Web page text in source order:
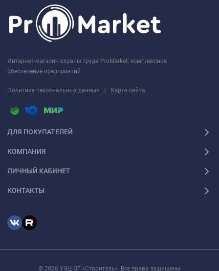
Интернет-магазин охраны труда ProMarket: комплексное
обеспечение предприятий.
Политика персональных данных | Карта сайта
ДЛЯ ПОКУПАТЕЛЕЙ
КОМПАНИЯ
ЛИЧНЫЙ КАБИНЕТ
КОНТАКТЫ
© 2026 УЭЦ ОТ «Строитель». Все права защищены